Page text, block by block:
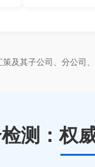
及其子公司、分公
测：权